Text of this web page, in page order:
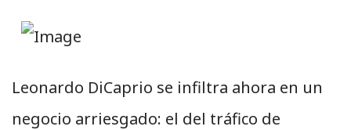
Leonardo DiCaprio se infiltra ahora en un
negocio arriesgado: el del tráfico de